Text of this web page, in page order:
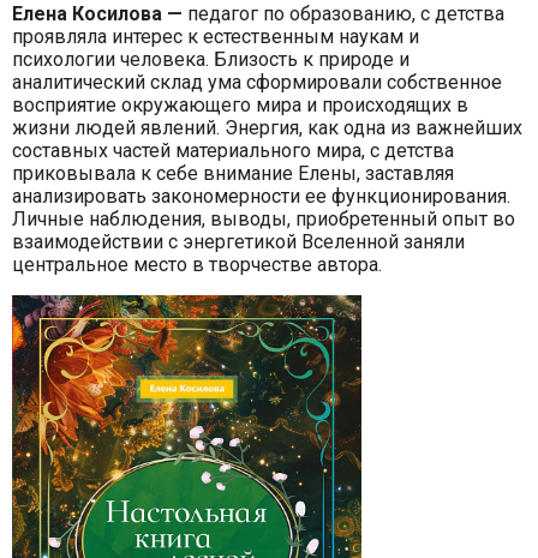
Елена Косилова — педагог по образованию, с детства
проявляла интерес к естественным наукам и
психологии человека. Близость к природе и
аналитический склад ума сформировали собственное
восприятие окружающего мира и происходящих в
жизни людей явлений. Энергия, как одна из важнейших
составных частей материального мира, с детства
приковывала к себе внимание Елены, заставляя
анализировать закономерности ее функционирования.
Личные наблюдения, выводы, приобретенный опыт во
взаимодействии с энергетикой Вселенной заняли
центральное место в творчестве автора.